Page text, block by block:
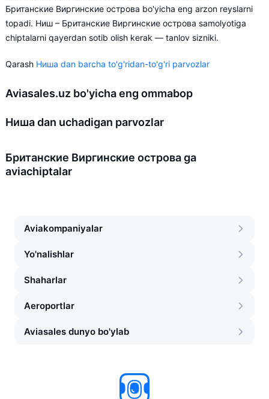
Британские Виргинские острова bo'yicha eng arzon reyslarni
topadi. Ниш – Британские Виргинские острова samolyotiga
chiptalarni qayerdan sotib olish kerak — tanlov sizniki.
Qarash Ниша dan barcha to'g'ridan-to'g'ri parvozlar
Aviasales.uz bo'yicha eng ommabop
Ниша dan uchadigan parvozlar
Британские Виргинские острова ga
aviachiptalar
Aviakompaniyalar
Yo'nalishlar
Shaharlar
Aeroportlar
Aviasales dunyo bo'ylab